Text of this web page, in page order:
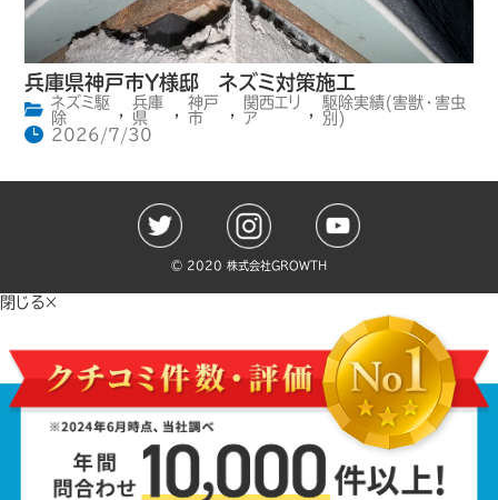
兵庫県神戸市Y様邸 ネズミ対策施工
ネズミ駆
除
兵庫
県
神戸
市
関西エリ
ア
駆除実績(害獣・害虫
別)
2026/7/30
©️ 2020 株式会社GROWTH
閉じる×